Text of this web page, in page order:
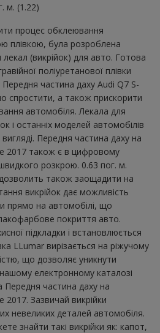
м. (1.22)
процес обклеювання
плівкою, була розроблена
(викрійок) для авто. Готова
поліуретанової плівки
частина даху Audi Q7 S-
спростити, а також прискорити
автомобіля. Лекала для
і останніх моделей автомобілів
Передня частина даху на
2017 також є в цифровому
розкрою. 0.63 пог. м.
дозволить також заощадити на
викрійок дає можливість
прямо на автомобілі, що
покриття авто.
підкладки і встановлюється
LLumar вирізається на ріжучому
що дозволяє уникнути
електронному каталозі
Передня частина даху на
2017. Зазвичай викрійки
невеликих деталей автомобіля.
знайти такі викрійки як: капот,